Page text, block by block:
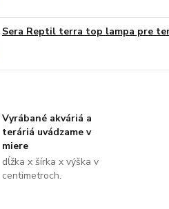
Sera Reptil terra top lampa pre
Vyrábané akváriá a
teráriá uvádzame v
miere
dĺžka x šírka x výška v
centimetroch.